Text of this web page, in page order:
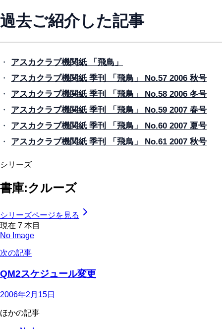
過去ご紹介した記事
・ アスカクラブ機関紙 「飛鳥」
・ アスカクラブ機関紙 季刊 「飛鳥」 No.57 2006 秋号
・ アスカクラブ機関紙 季刊 「飛鳥」 No.58 2006 冬号
・ アスカクラブ機関紙 季刊 「飛鳥」 No.59 2007 春号
・ アスカクラブ機関紙 季刊 「飛鳥」 No.60 2007 夏号
・ アスカクラブ機関紙 季刊 「飛鳥」 No.61 2007 秋号
シリーズ
書庫:クルーズ
シリーズページを見る
現在 7 本目
No Image
次の記事
QM2スケジュール変更
2006年2月15日
ほかの記事